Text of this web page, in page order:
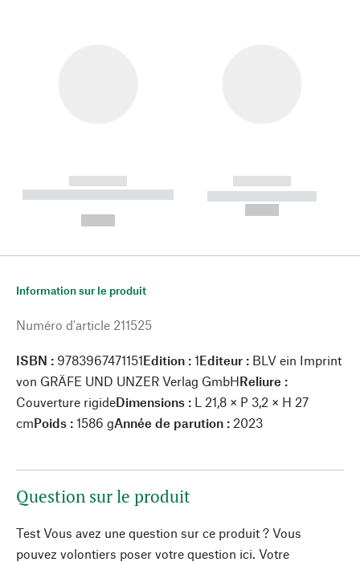
------------
----------- ----------- --------
------------
----------- -----------
Information sur le produit
Numéro d'article 211525
ISBN : 9783967471151Edition : 1Editeur : BLV ein Imprint
von GRÄFE UND UNZER Verlag GmbHReliure :
Couverture rigideDimensions : L 21,8 × P 3,2 × H 27
cmPoids : 1586 gAnnée de parution : 2023
Question sur le produit
Test Vous avez une question sur ce produit ? Vous
pouvez volontiers poser votre question ici. Votre